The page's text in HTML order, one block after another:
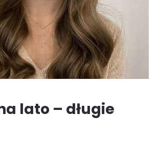
lato – długie